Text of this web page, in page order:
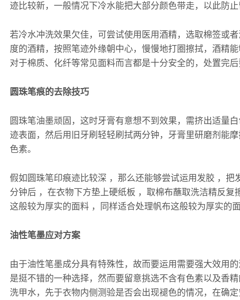
迹比较新，一般情况下冷水能把大部分颜色带走，以此防止
若冷水冲洗效果欠佳，可尝试使用医用酒精，选取棉签或
度的酒精，按照笔迹外缘朝中心，慢慢地打圈擦拭，酒精
对于棉质、化纤等常见面料而言都是十分安全的，处置完
圆珠笔痕的去除技巧
圆珠笔油墨顽固，这时牙膏有意想不到效果，需挤出适量
迹表面，然后用旧牙刷轻轻刷拭两分钟，牙膏里研磨剂能
色素。
假如圆珠笔印痕迹比较深 ，那么还能够尝试运用发胶 ，把
分钟后 ，在衣物下方垫上硬纸板 ，取棉布蘸取洗洁精反复
这般较为厚实的面料 ，同样适合处理帆布这般较为厚实的面
油性笔墨应对方案
由于油性笔墨成分具有特殊性，故而要运用需要强大效用
是挺不错的一种选择，然而要留意挑选不含有色素以及香
洗甲水，先于衣物内侧测验是否会出现褪色的情况，在确定